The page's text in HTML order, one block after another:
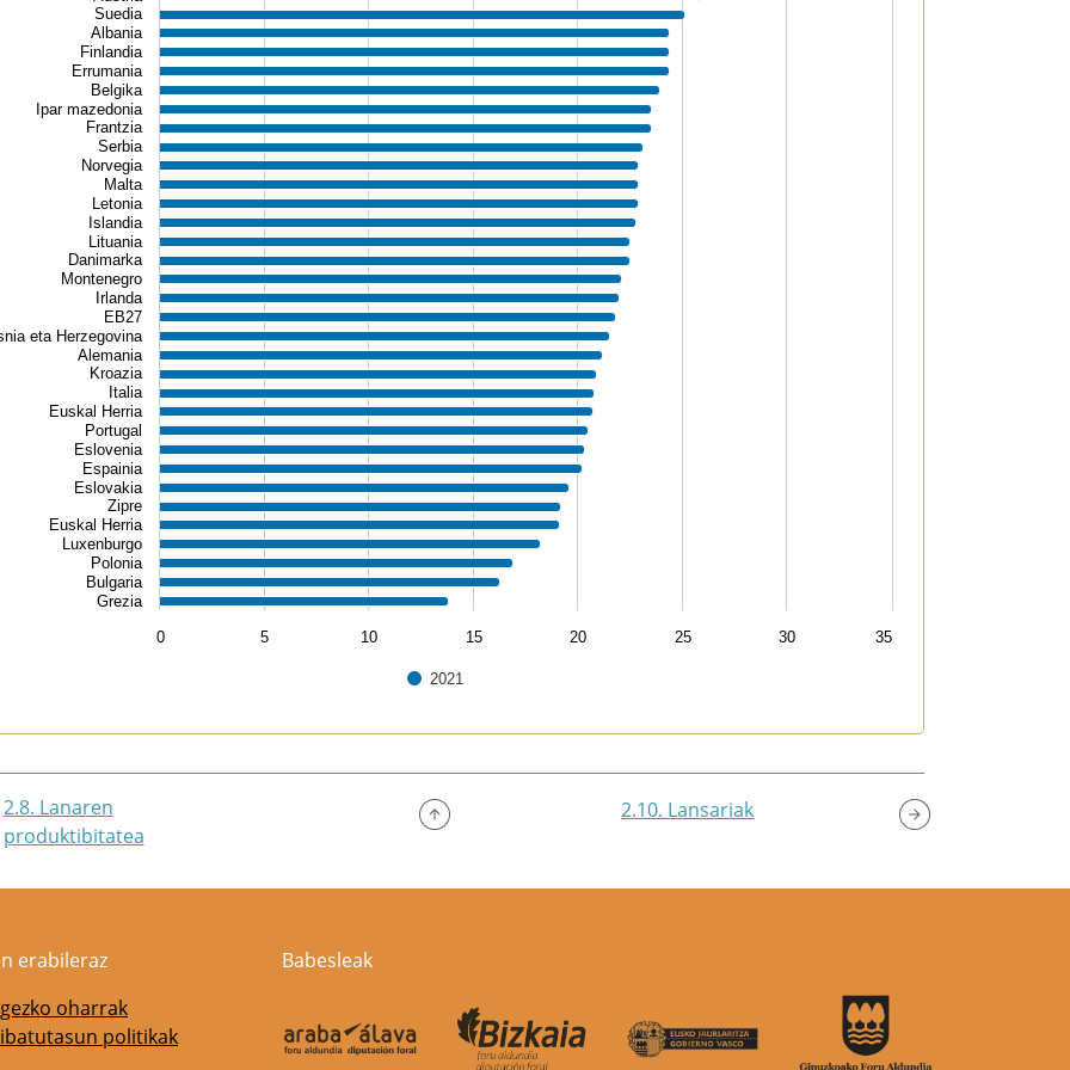
2021
Suedia
Albania
Finlandia
Errumania
Belgika
Ipar mazedonia
Frantzia
Serbia
Norvegia
Malta
Letonia
Islandia
Lituania
Danimarka
Montenegro
Irlanda
EB27
eta Herzegovina
Alemania
Kroazia
Italia
Euskal Herria
Portugal
Eslovenia
Espainia
Eslovakia
Zipre
Euskal Herria
Luxenburgo
Polonia
Bulgaria
Grezia
0
10 20 30
5 15 25 35
2.8. Lanaren
produktibitatea
2.10. Lansariak
erabileraz
oharrak
politikak
Babesleak